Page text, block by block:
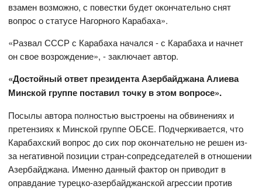
взамен возможно, с повестки будет окончательно снят
вопрос о статусе Нагорного Карабаха».
«Развал СССР с Карабаха начался - с Карабаха и начнет
он свое возрождение», - заключает автор.
«Достойный ответ президента Азербайджана Алиева
Минской группе поставил точку в этом вопросе».
Посылы автора полностью выстроены на обвинениях и
претензиях к Минской группе ОБСЕ. Подчеркивается, что
Карабахский вопрос до сих пор окончательно не решен из-
за негативной позиции стран-сопредседателей в отношении
Азербайджана. Именно данный фактор он приводит в
оправдание турецко-азербайджанской агрессии против